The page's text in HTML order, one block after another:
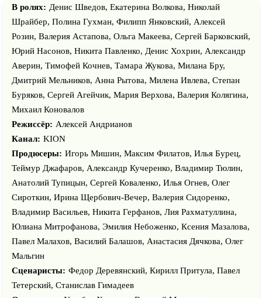
В ролях: Денис Шведов, Екатерина Волкова, Николай
Шрайбер, Полина Гухман, Филипп Янковский, Алексей
Розин, Валерия Астапова, Ольга Макеева, Сергей Барковский,
Юрий Насонов, Никита Павленко, Денис Хохрин, Александр
Аверин, Тимофей Кочнев, Тамара Жукова, Милана Бру,
Дмитрий Мельников, Анна Рытова, Милена Ивлева, Степан
Буряков, Сергей Агейчик, Мария Верхова, Валерия Колягина,
Михаил Коновалов
Режиссёр: Алексей Андрианов
Канал: KION
Продюсеры: Игорь Мишин, Максим Филатов, Илья Бурец,
Теймур Джафаров, Александр Кучеренко, Владимир Тюлин,
Анатолий Тупицын, Сергей Коваленко, Илья Огнев, Олег
Сироткин, Ирина Щербович-Вечер, Валерия Сидоренко,
Владимир Васильев, Никита Герфанов, Лия Рахматуллина,
Юлиана Митрофанова, Эмилия Небоженко, Ксения Мазалова,
Павел Малахов, Василий Балашов, Анастасия Дячкова, Олег
Мальгин
Сценаристы: Федор Деревянский, Кирилл Притула, Павел
Тетерский, Станислав Гимадеев